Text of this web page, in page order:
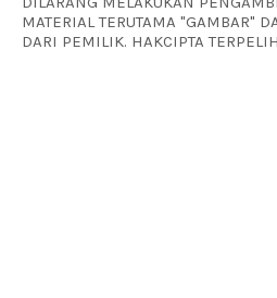
MATERIAL TERUTAMA "GAMBAR"
DARI PEMILIK. HAKCIPTA